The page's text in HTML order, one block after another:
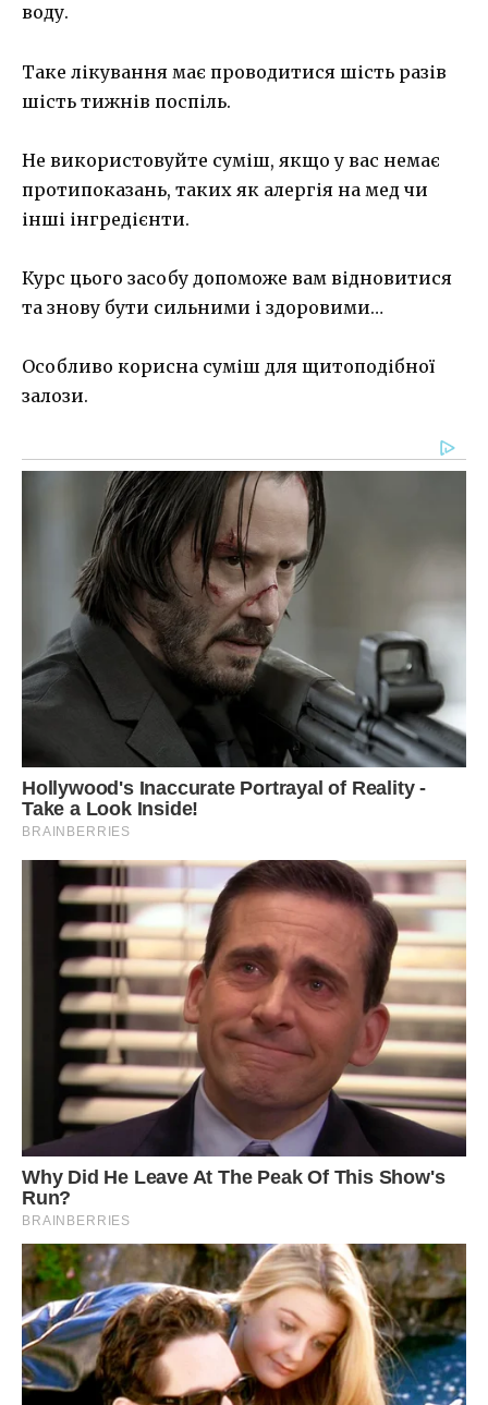
воду.
Таке лікування має проводитися шість разів
шість тижнів поспіль.
Не використовуйте суміш, якщо у вас немає
протипоказань, таких як алергія на мед чи
інші інгредієнти.
Курс цього засобу допоможе вам відновитися
та знову бути сильними і здоровими…
Особливо корисна суміш для щитоподібної
залози.